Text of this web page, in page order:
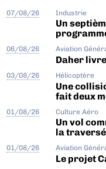
07/08/26 Industrie
Un
06/08/26 Aviation
Daher
03/08/26 Hélicoptère
Une
fait deux
01/08/26 Culture Aéro
Un vol
la
01/08/26 Aviation
Le projet